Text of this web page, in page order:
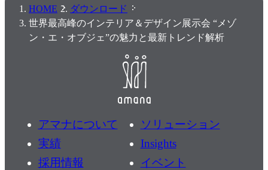
HOME
ダウンロード
世界最高峰のインテリア＆デザイン展示会 “メゾ
ン・エ・オブジェ”の魅力と最新トレンド解析
アマナについて
ソリューション
実績
Insights
採用情報
イベント